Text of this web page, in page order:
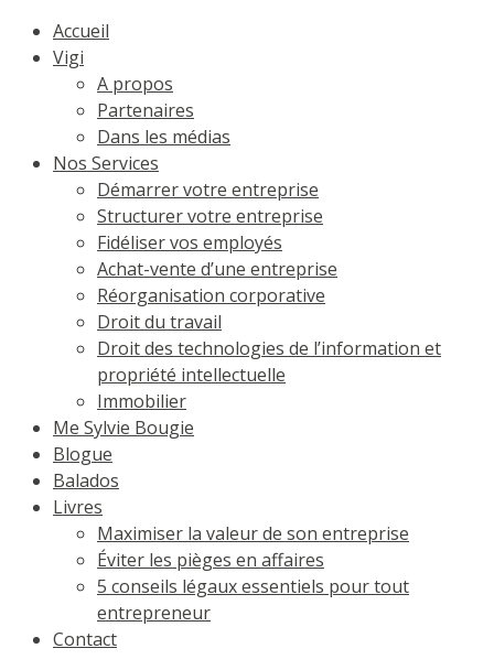
Accueil
Vigi
A propos
Partenaires
Dans les médias
Nos Services
Démarrer votre entreprise
Structurer votre entreprise
Fidéliser vos employés
Achat-vente d’une entreprise
Réorganisation corporative
Droit du travail
Droit des technologies de l’information et
propriété intellectuelle
Immobilier
Me Sylvie Bougie
Blogue
Balados
Livres
Maximiser la valeur de son entreprise
Éviter les pièges en affaires
5 conseils légaux essentiels pour tout
entrepreneur
Contact